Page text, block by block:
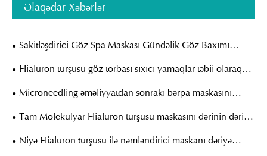
Əlaqədar Xəbərlər
Sakitləşdirici Göz Spa Maskası Gündəlik Göz Baxımı
Rutininizi Necə Təkmilləşdirə bilər?
Hialuron turşusu göz torbası sıxıcı yamaqlar təbii olaraq
göz altı gənc görünüşünü necə bərpa edir?
Microneedling əməliyyatdan sonrakı bərpa maskasını
dərinin bərpası üçün vacib edən nədir?
Tam Molekulyar Hialuron turşusu maskasını dərinin dərin
nəmləndirilməsi üçün bu qədər təsirli edən nədir?
Niyə Hialuron turşusu ilə nəmləndirici maskanı dəriyə